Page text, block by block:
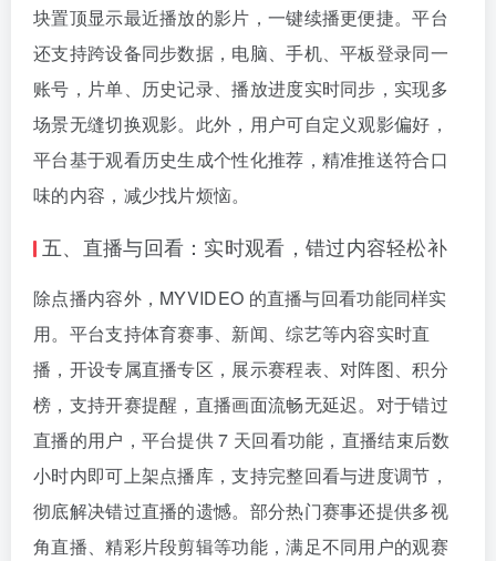
块置顶显示最近播放的影片，一键续播更便捷。平台
还支持跨设备同步数据，电脑、手机、平板登录同一
账号，片单、历史记录、播放进度实时同步，实现多
场景无缝切换观影。此外，用户可自定义观影偏好，
平台基于观看历史生成个性化推荐，精准推送符合口
味的内容，减少找片烦恼。
五、直播与回看：实时观看，错过内容轻松补
除点播内容外，MYVIDEO 的直播与回看功能同样实
用。平台支持体育赛事、新闻、综艺等内容实时直
播，开设专属直播专区，展示赛程表、对阵图、积分
榜，支持开赛提醒，直播画面流畅无延迟。对于错过
直播的用户，平台提供 7 天回看功能，直播结束后数
小时内即可上架点播库，支持完整回看与进度调节，
彻底解决错过直播的遗憾。部分热门赛事还提供多视
角直播、精彩片段剪辑等功能，满足不同用户的观赛